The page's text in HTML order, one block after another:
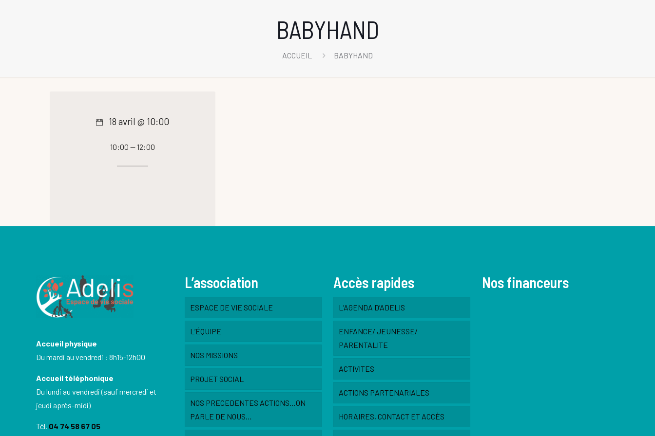
BABYHAND
ACCUEIL BABYHAND
18 avril @ 10:00
10:00 — 12:00
Accueil physique
Du mardi au vendredi : 8h15-12h00
Accueil téléphonique
Du lundi au vendredi (sauf mercredi et
jeudi après-midi)
Tél. 04 74 58 67 05
L’association
ESPACE DE VIE SOCIALE
L’ÉQUIPE
NOS MISSIONS
PROJET SOCIAL
NOS PRECEDENTES ACTIONS…ON
PARLE DE NOUS…
Accès rapides
L’AGENDA D’ADELIS
ENFANCE/ JEUNESSE/
PARENTALITE
ACTIVITES
ACTIONS PARTENARIALES
HORAIRES, CONTACT ET ACCÈS
Nos financeurs